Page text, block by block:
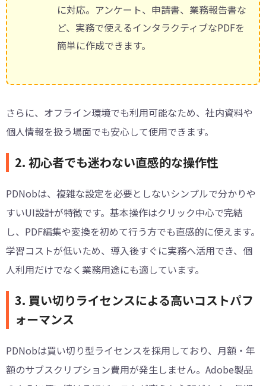
に対応。アンケート、申請書、業務報告書な
ど、実務で使えるインタラクティブなPDFを
簡単に作成できます。
さらに、オフライン環境でも利用可能なため、社内資料や
個人情報を扱う場面でも安心して使用できます。
2. 初心者でも迷わない直感的な操作性
PDNobは、複雑な設定を必要としないシンプルで分かりや
すいUI設計が特徴です。基本操作はクリック中心で完結
し、PDF編集や変換を初めて行う方でも直感的に使えます。
学習コストが低いため、導入後すぐに実務へ活用でき、個
人利用だけでなく業務用途にも適しています。
3. 買い切りライセンスによる高いコストパフ
ォーマンス
PDNobは買い切り型ライセンスを採用しており、月額・年
額のサブスクリプション費用が発生しません。Adobe製品